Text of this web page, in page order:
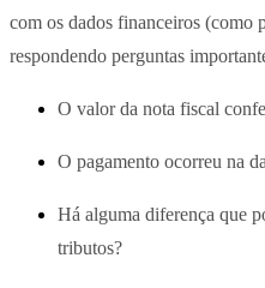
com os dados financeiros (como
respondendo perguntas
O valor da nota fiscal
O pagamento ocorreu na
Há alguma diferença que
tributos?